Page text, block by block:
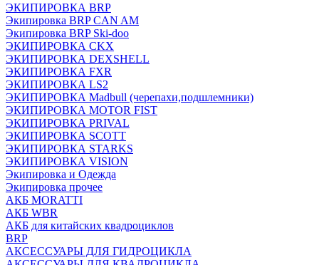
ЭКИПИРОВКА BRP
Экипировка BRP CAN AM
Экипировка BRP Ski-doo
ЭКИПИРОВКА CKX
ЭКИПИРОВКА DEXSHELL
ЭКИПИРОВКА FXR
ЭКИПИРОВКА LS2
ЭКИПИРОВКА Madbull (черепахи,подшлемники)
ЭКИПИРОВКА MOTOR FIST
ЭКИПИРОВКА PRIVAL
ЭКИПИРОВКА SCOTT
ЭКИПИРОВКА STARKS
ЭКИПИРОВКА VISION
Экипировка и Одежда
Экипировка прочее
АКБ MORATTI
АКБ WBR
АКБ для китайских квадроциклов
BRP
АКСЕССУАРЫ ДЛЯ ГИДРОЦИКЛА